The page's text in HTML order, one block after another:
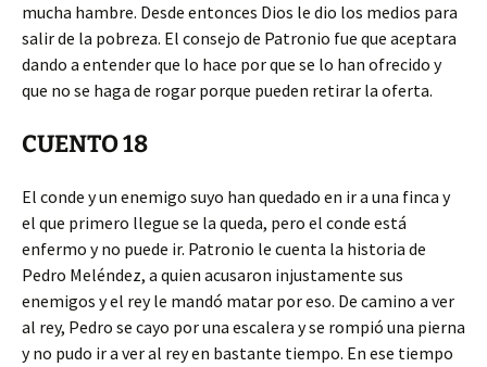
mucha hambre. Desde entonces Dios le dio los medios para
salir de la pobreza. El consejo de Patronio fue que aceptara
dando a entender que lo hace por que se lo han ofrecido y
que no se haga de rogar porque pueden retirar la oferta.
CUENTO 18
El conde y un enemigo suyo han quedado en ir a una finca y
el que primero llegue se la queda, pero el conde está
enfermo y no puede ir. Patronio le cuenta la historia de
Pedro Meléndez, a quien acusaron injustamente sus
enemigos y el rey le mandó matar por eso. De camino a ver
al rey, Pedro se cayo por una escalera y se rompió una pierna
y no pudo ir a ver al rey en bastante tiempo. En ese tiempo